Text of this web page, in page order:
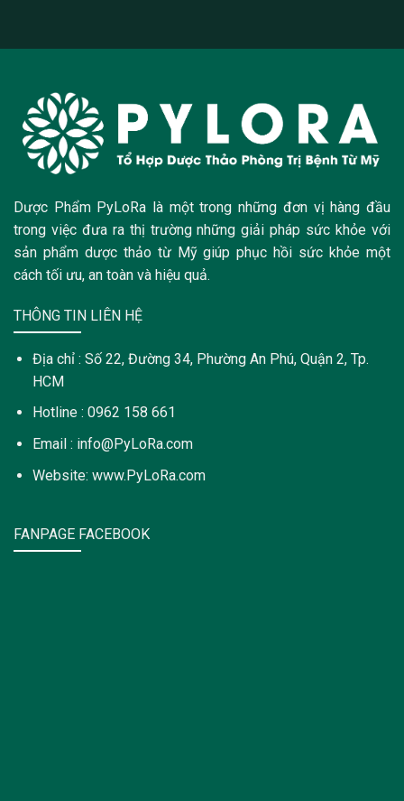
Dược Phẩm PyLoRa là một trong những đơn vị hàng đầu
trong việc đưa ra thị trường những giải pháp sức khỏe với
sản phẩm dược thảo từ Mỹ giúp phục hồi sức khỏe một
cách tối ưu, an toàn và hiệu quả.
THÔNG TIN LIÊN HỆ
Địa chỉ : Số 22, Đường 34, Phường An Phú, Quận 2, Tp.
HCM
Hotline : 0962 158 661
Email : info@PyLoRa.com
Website: www.PyLoRa.com
FANPAGE FACEBOOK